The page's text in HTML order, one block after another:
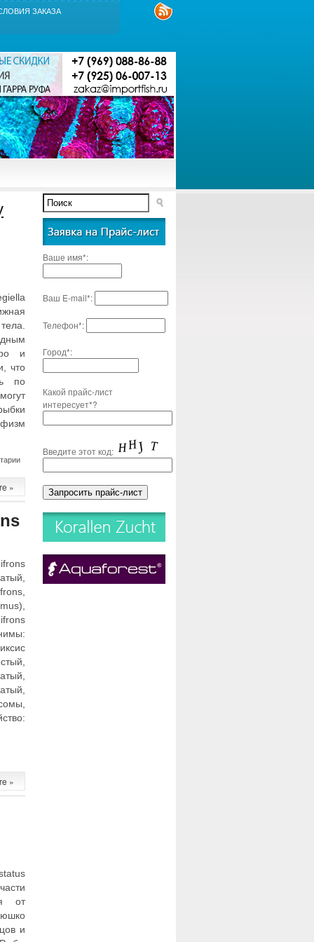
ЗАКАЗА
и
что
по
к
Карнегиелла
мраморная
Carnegiella
Strigata
»
»
от
и
Ваше имя*:
Ваш E-mail*:
Телефон*:
Город*:
Какой прайс-лист
интересует*?
Введите этот код: